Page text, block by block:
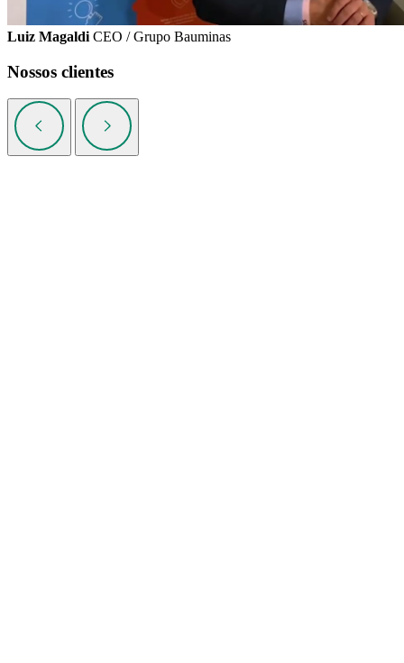
Luiz Magaldi CEO / Grupo Bauminas
Nossos clientes